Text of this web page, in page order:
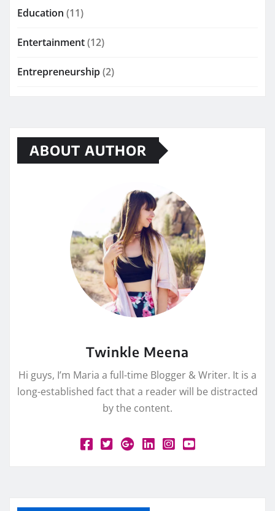
Education (11)
Entertainment(12)
Entrepreneurship(2)
ABOUT AUTHOR
Twinkle Meena
Hi guys, I’m Maria a full-time Blogger & Writer. It is a
long-established fact that a reader will be distracted
by the content.